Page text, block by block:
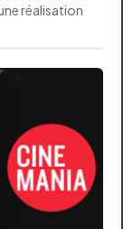
réalisation